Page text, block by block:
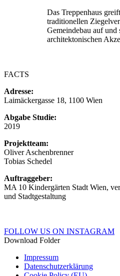
Das Treppenhaus
traditionellen
Gemeindebau auf und
architektonischen
FACTS
Adresse:
Laimäckergasse 18, 1100 Wien
Abgabe Studie:
2019
Projektteam:
Oliver Aschenbrenner
Tobias Schedel
Auftraggeber:
MA 10 Kindergärten Stadt Wien,
und Stadtgestaltung
FOLLOW US ON INSTAGRAM
Download Folder
Impressum
Datenschutzerklärung